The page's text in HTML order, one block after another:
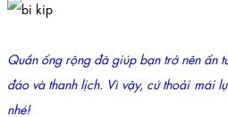
Quần ống rộng đã giúp bạn trở nên ấn
đáo và thanh lịch. Vì vậy, cứ thoải mái
nhé!